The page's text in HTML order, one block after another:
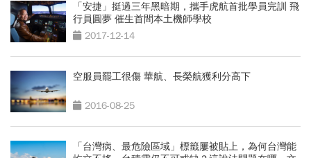
「安捷」挺過三年黑暗期，攜手虎航首批學員完訓 飛
行員圓夢 催生首間本土機師學校
2017-12-14
空服員罷工很傷 華航、長榮航獲利分高下
2016-08-25
「台灣病、最危險區域」標籤屢被貼上，為何台灣能